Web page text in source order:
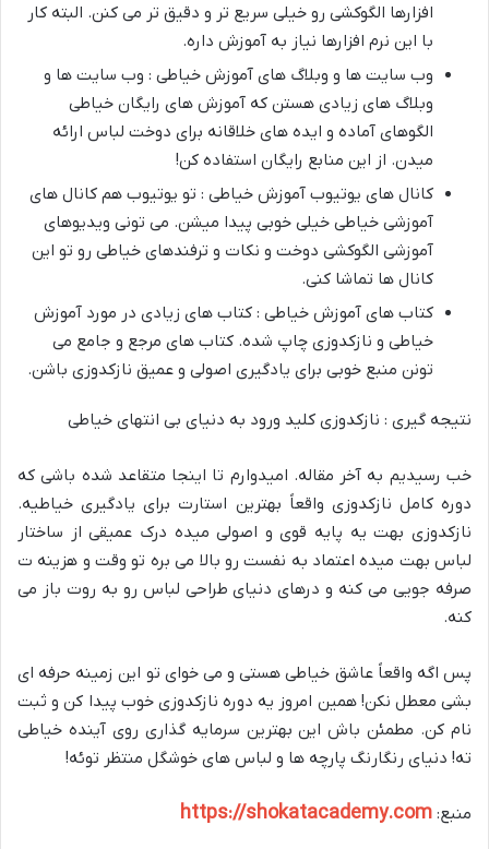
افزارها الگوکشی رو خیلی سریع تر و دقیق تر می کنن. البته کار
با این نرم افزارها نیاز به آموزش داره.
وب سایت ها و وبلاگ های آموزش خیاطی : وب سایت ها و
وبلاگ های زیادی هستن که آموزش های رایگان خیاطی
الگوهای آماده و ایده های خلاقانه برای دوخت لباس ارائه
میدن. از این منابع رایگان استفاده کن!
کانال های یوتیوب آموزش خیاطی : تو یوتیوب هم کانال های
آموزشی خیاطی خیلی خوبی پیدا میشن. می تونی ویدیوهای
آموزشی الگوکشی دوخت و نکات و ترفندهای خیاطی رو تو این
کانال ها تماشا کنی.
کتاب های آموزش خیاطی : کتاب های زیادی در مورد آموزش
خیاطی و نازکدوزی چاپ شده. کتاب های مرجع و جامع می
تونن منبع خوبی برای یادگیری اصولی و عمیق نازکدوزی باشن.
نتیجه گیری : نازکدوزی کلید ورود به دنیای بی انتهای خیاطی
خب رسیدیم به آخر مقاله. امیدوارم تا اینجا متقاعد شده باشی که
دوره کامل نازکدوزی واقعاً بهترین استارت برای یادگیری خیاطیه.
نازکدوزی بهت یه پایه قوی و اصولی میده درک عمیقی از ساختار
لباس بهت میده اعتماد به نفست رو بالا می بره تو وقت و هزینه ت
صرفه جویی می کنه و درهای دنیای طراحی لباس رو به روت باز می
کنه.
پس اگه واقعاً عاشق خیاطی هستی و می خوای تو این زمینه حرفه ای
بشی معطل نکن! همین امروز یه دوره نازکدوزی خوب پیدا کن و ثبت
نام کن. مطمئن باش این بهترین سرمایه گذاری روی آینده خیاطی
ته! دنیای رنگارنگ پارچه ها و لباس های خوشگل منتظر توئه!
منبع: https://shokatacademy.com